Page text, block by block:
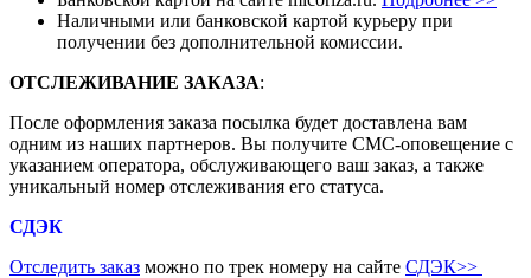
Наличными или банковской картой курьеру при
получении без дополнительной комиссии.
ОТСЛЕЖИВАНИЕ ЗАКАЗА:
После оформления заказа посылка будет доставлена вам
одним из наших партнеров. Вы получите СМС-оповещение с
указанием оператора, обслуживающего ваш заказ, а также
уникальный номер отслеживания его статуса.
СДЭК
Отследить заказ можно по трек номеру на сайте СДЭК>>